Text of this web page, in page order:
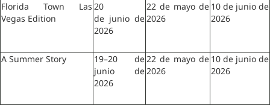
Florida Town Las
Vegas Edition
20
de junio de
2026
22 de mayo de
2026
10 de junio de
2026
A Summer Story
19–20 de
junio de
2026
22 de mayo de
2026
10 de junio de
2026